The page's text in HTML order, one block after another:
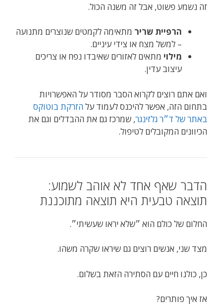
זה נשמע פשוט, אבל זה משנה הכול.
הרפיית שריר מתאימה לקמטים שנוצרים מתנועה
– למשל מצח או צידי עיניים.
מילוי מתאים לאזורים שאיבדו נפח או צריכים
עיצוב עדין.
ואם אתם רוצים לקרוא הסבר מסודר על האפשרויות
בתחום הזה, אפשר להיכנס לעמוד עלהזרקת בוטוקס
באתר של ד״ר גלזינגר, שמרכז גם את ההבדלים וגם את
הכיוונים המקובלים לטיפול.
הדבר שאף אחד לא אוהב לשמוע:
תוצאה טבעית היא תוצאה מתוכננת
החלום של כולם הוא ״שלא יראו שעשיתי״.
מצד שני, אנשים רוצים גם שיראו שקרה משהו.
כן, כולנו חיים עם הסתירה הזאת בשלום.
אז איך פותרים?